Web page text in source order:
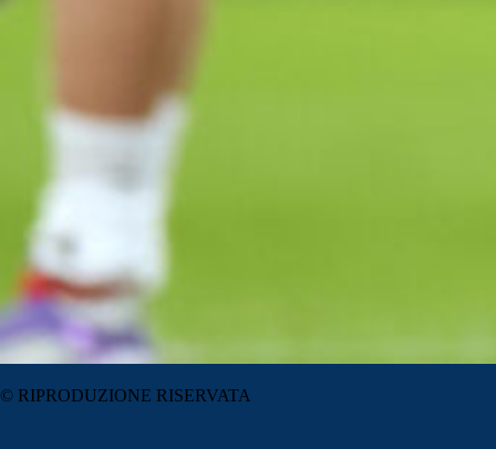
© RIPRODUZIONE RISERVATA